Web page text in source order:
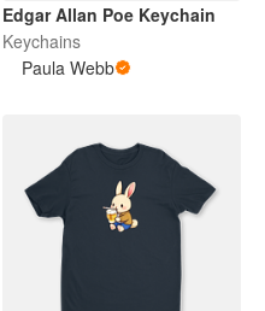
Edgar Allan Poe Keychain
Keychains
Paula Webb